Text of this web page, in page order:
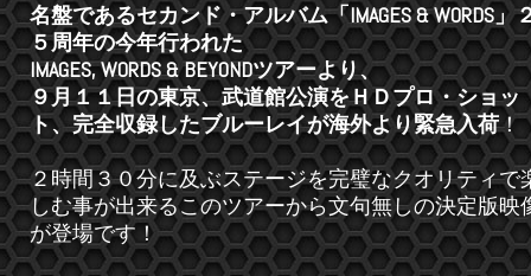
名盤であるセカンド・アルバム「IMAGES & WORDS」
５周年の今年行われた
IMAGES, WORDS & BEYONDツアーより、
９月１１日の東京、武道館公演をＨＤプロ・ショッ
ト、完全収録したブルーレイが海外より緊急入荷！
２時間３０分に及ぶステージを完璧なクオリティで
しむ事が出来るこのツアーから文句無しの決定版映
が登場です！